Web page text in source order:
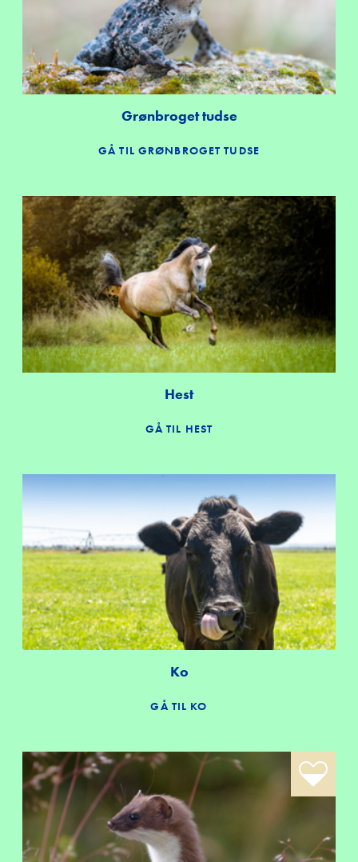
Grønbroget tudse
GÅ TIL GRØNBROGET TUDSE
Hest
GÅ TIL HEST
Ko
GÅ TIL KO